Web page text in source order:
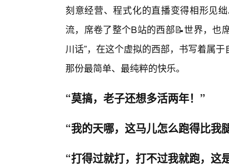
刻意经营、程式化的直播变得相形见
流，席卷了整个B站的西部📝世界，也
川话”，在这个虚拟的西部，书写着属
那份最简单、最纯粹的快乐。
“莫搞，老子还想多活两年！”
“我的天哪，这马儿怎么跑得比我
“打得过就打，打不过我就跑，这